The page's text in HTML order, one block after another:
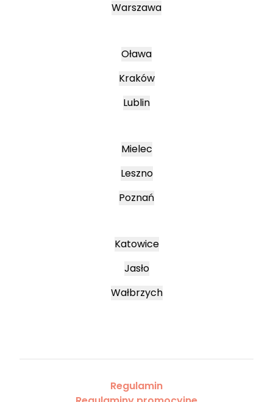
Warszawa
Oława
Kraków
Lublin
Mielec
Leszno
Poznań
Katowice
Jasło
Wałbrzych
Regulamin